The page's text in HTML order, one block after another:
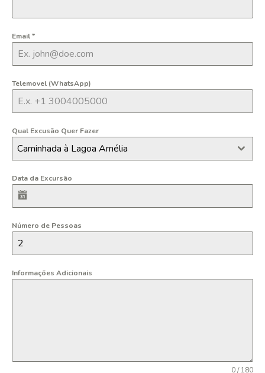
Email*
Telemovel (WhatsApp)
Qual Excusão Quer Fazer
Caminhada à Lagoa Amélia
Data da Excursão
Número de Pessoas
Informações Adicionais
0 / 180